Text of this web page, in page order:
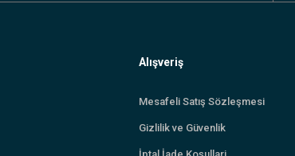
Alışveriş
Mesafeli Satış Sözleşmesi
Gizlilik ve Güvenlik